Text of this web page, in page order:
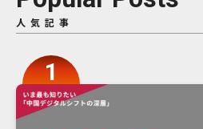
人気記事